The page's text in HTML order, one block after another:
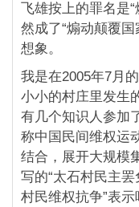
飞雄按上的罪名是
然成了“煽动颠覆
想象。
我是在2005年7月
小小的村庄里发生
有几个知识人参加
称中国民间维权运
结合，展开大规模
写的“太石村民主
村民维权抗争”表示